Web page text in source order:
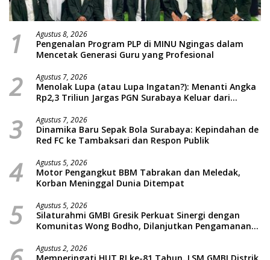
1 Agustus 8, 2026
Pengenalan Program PLP di MINU Ngingas dalam
Mencetak Generasi Guru yang Profesional
2 Agustus 7, 2026
Menolak Lupa (atau Lupa Ingatan?): Menanti Angka
Rp2,3 Triliun Jargas PGN Surabaya Keluar dari
3 Agustus 7, 2026
Dinamika Baru Sepak Bola Surabaya: Kepindahan de
Red FC ke Tambaksari dan Respon Publik
4 Agustus 5, 2026
Motor Pengangkut BBM Tabrakan dan Meledak,
Korban Meninggal Dunia Ditempat
5 Agustus 5, 2026
Silaturahmi GMBI Gresik Perkuat Sinergi dengan
Komunitas Wong Bodho, Dilanjutkan Pengamanan
Massal dan Santunan Anak Yatim
Agustus 2, 2026